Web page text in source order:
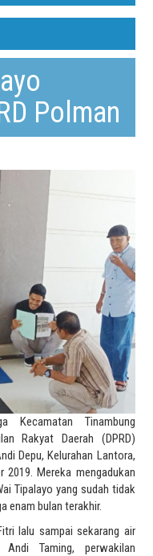
Polman
Kecamatan Tinambung
Rakyat Daerah (DPRD)
Depu, Kelurahan Lantora,
Mereka mengadukan
Tipalayo yang sudah tidak
enam bulan terakhir.
lalu sampai sekarang air
Taming, perwakilan